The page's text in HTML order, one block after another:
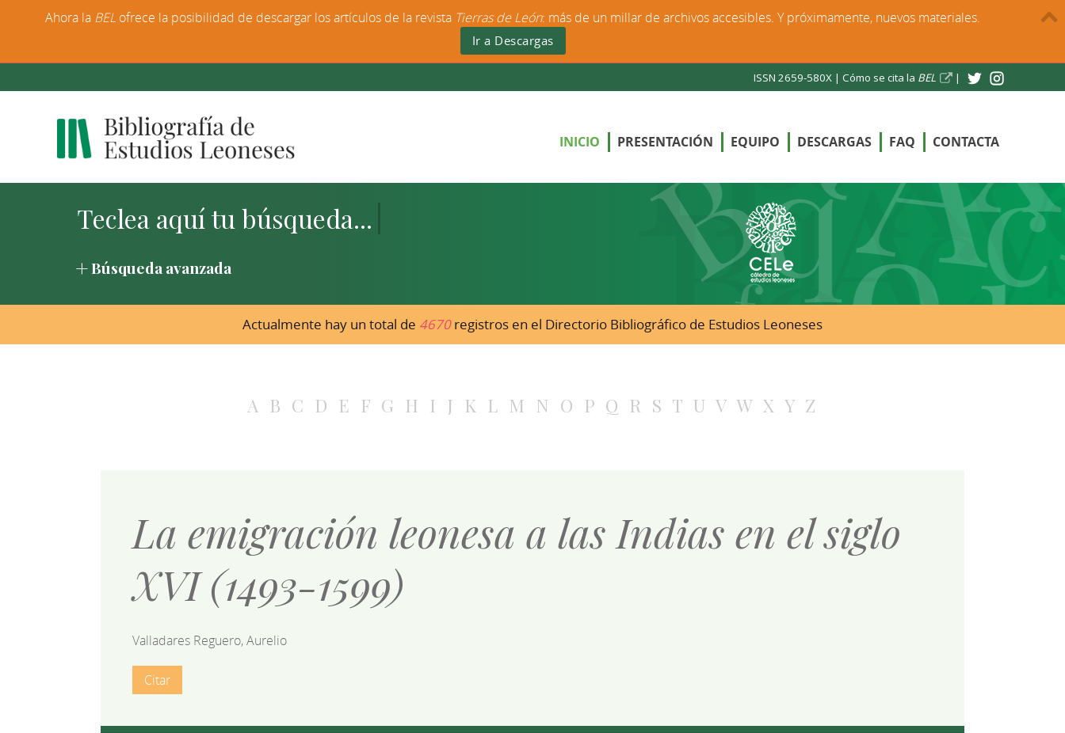
ISSN 2659-580X | Cómo se cita la BEL |
INICIO PRESENTACIÓN EQUIPO DESCARGAS FAQ CONTACTA
Búsqueda avanzada
Actualmente hay un total de 4670registros en el Directorio Bibliográfico de Estudios Leoneses
A B C D E F G H I J K L M N O P Q R S T U V W X Y Z
La emigración leonesa a las Indias en el siglo
XVI (1493-1599)
Valladares Reguero, Aurelio
Citar
Ahora la BEL ofrece la posibilidad de descargar los artículos de la revista Tierras de León: más de un millar de archivos accesibles. Y próximamente, nuevos materiales.
Ir a Descargas